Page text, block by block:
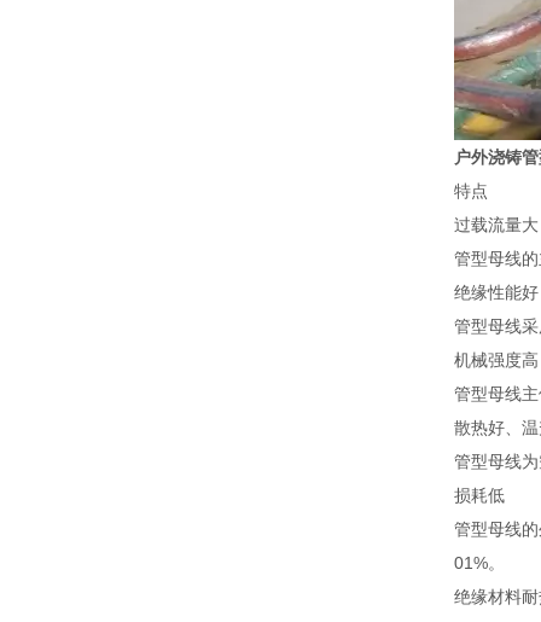
户外浇铸
特点
过载流量大
管型母线
绝缘性能好
管型母线
机械强度高
管型母线
散热好、
管型母线
损耗低
管型母线
01%。
绝缘材料